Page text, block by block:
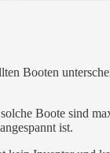
Booten
Boote sind
ist.